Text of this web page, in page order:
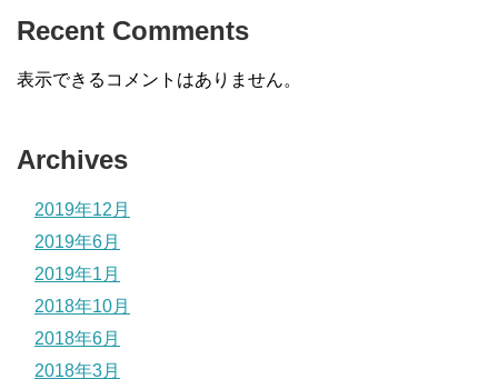
Recent Comments
表示できるコメントはありません。
Archives
2019年12月
2019年6月
2019年1月
2018年10月
2018年6月
2018年3月